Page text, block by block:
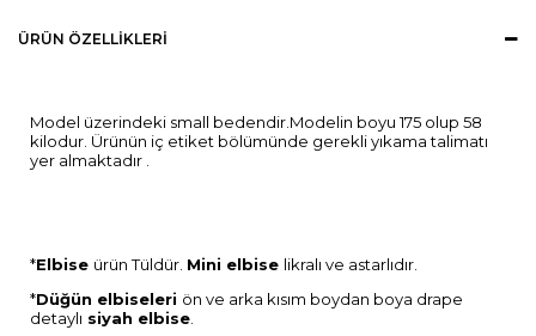
ÜRÜN ÖZELLIKLERI
Model üzerindeki small bedendir.Modelin boyu 175 olup 58
kilodur. Ürünün iç etiket bölümünde gerekli yıkama talimatı
yer almaktadır .
*Elbise ürün Tüldür. Mini elbise likralı ve astarlıdır.
*Düğün elbiseleri ön ve arka kısım boydan boya drape
detaylı siyah elbise.